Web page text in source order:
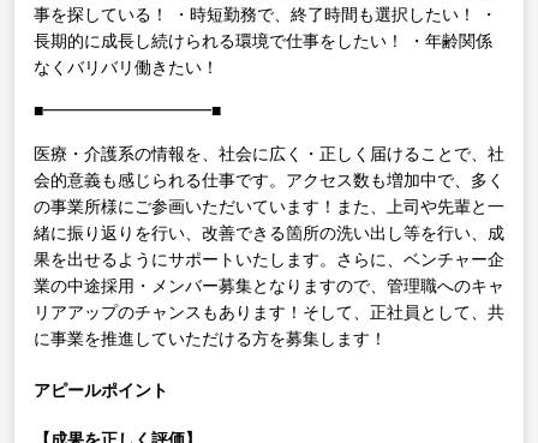
事を探している！
・時短勤務で、終了時間も選択したい！
・
長期的に成長し続けられる環境で仕事をしたい！
・年齢関係
なくバリバリ働きたい！
■━━━━━━━━━━■
医療・介護系の情報を、社会に広く・正しく届けることで、社
会的意義も感じられる仕事です。アクセス数も増加中で、多く
の事業所様にご参画いただいています！また、上司や先輩と一
緒に振り返りを行い、改善できる箇所の洗い出し等を行い、成
果を出せるようにサポートいたします。さらに、ベンチャー企
業の中途採用・メンバー募集となりますので、管理職へのキャ
リアアップのチャンスもあります！そして、正社員として、共
に事業を推進していただける方を募集します！
アピールポイント